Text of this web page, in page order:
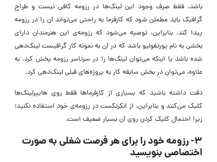
باشد. فقط صرف وجود این لینک‌ها در رزومه کافی نیست و طراح
گرافیک باید مطمئن شود که کارفرما به راحتی می‌تواند آن را در رزومه
پیدا کند. بنابراین، توصیه می‌شود که رزومه‌ی این هنرمندان دارای
بخشی به نام پورتفولیو باشد که در آن به نمونه کار گرافیست لینک‌دهی
شده باشد یا اینکه می‌توان لینک‌ها را در سرتاسر رزومه پخش کرد. به
علاوه، می‌توان در بخش سابقه کار به پروژه‌های قبلی لینک‌دهی کرد.
دقت داشته باشید که بسیاری از کارفرماها فقط روی هایپرلینک‌ها
کلیک می‌کنند و بنابراین، از انکرتکست در رزومه‌ی خود استفاده نکنید؛
زیرا احتمال کلیک کردن روی آن بسیار ضعیف است.
۳- رزومه‌ خود را برای هر فرصت شغلی به صورت
اختصاصی بنویسید